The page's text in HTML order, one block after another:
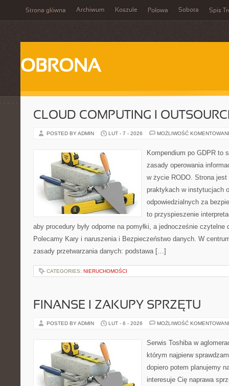
Strona główna Archiwum Koszule Połowa Sobota Spis
OBRONA
CLOUD COMPUTING I
POSTED BY ADMIN LUT - 7 - 2026 MOŻLIWOŚĆ
Kompendium po GDPR to
zasady operowania
w życie RODO. Strona
praktykach w instytucjach
odpowiedzialnych za
to przyspieszenie
aby procedury były odporne na pomyłki, a jednocześnie czytelne
Polecamy Kary i naruszenia i Bezpieczeństwo danych. W
zasady przetwarzania danych: podstawa […]
CATEGORIES: NIERUCHOMOŚCI
FINANSE I ZAKUPY SPRZĘTU
POSTED BY ADMIN LUT - 6 - 2026 MOŻLIWOŚĆ
Serwis Toshiba w
którym najpierw
dopiero potem planujemy
interesuje Cię naprawa